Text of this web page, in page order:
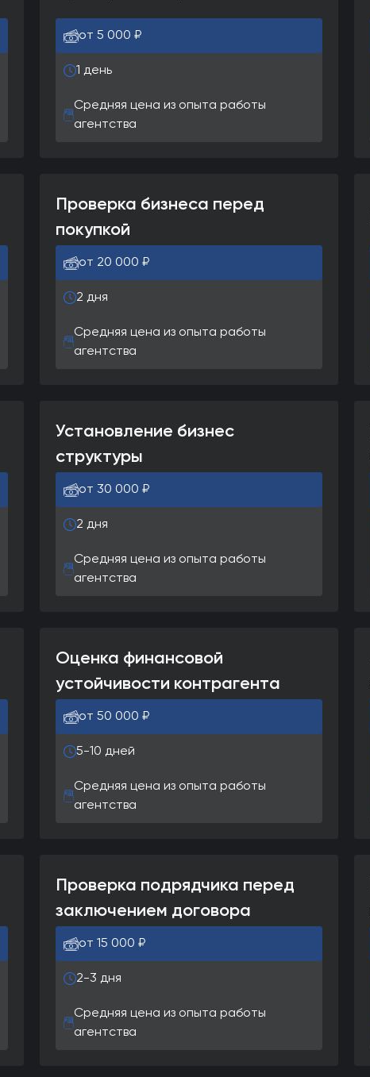
от 5 000 ₽
1 день
Средняя цена из опыта работы
агентства
Проверка бизнеса перед
покупкой
от 20 000 ₽
2 дня
Средняя цена из опыта работы
агентства
Установление бизнес
структуры
от 30 000 ₽
2 дня
Средняя цена из опыта работы
агентства
Оценка финансовой
устойчивости контрагента
от 50 000 ₽
5-10 дней
Средняя цена из опыта работы
агентства
Проверка подрядчика перед
заключением договора
от 15 000 ₽
2-3 дня
Средняя цена из опыта работы
агентства